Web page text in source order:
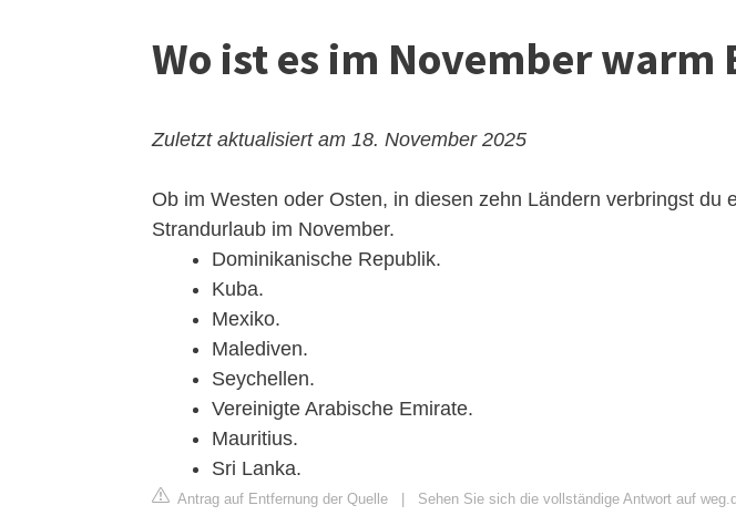
Wo ist es im November warm
Zuletzt aktualisiert am 18. November 2025
Ob im Westen oder Osten, in diesen zehn Ländern verbringst du
Strandurlaub im November.
Dominikanische Republik.
Kuba.
Mexiko.
Malediven.
Seychellen.
Vereinigte Arabische Emirate.
Mauritius.
Sri Lanka.
Antrag auf Entfernung der Quelle Sehen Sie sich die vollständige Antwort auf